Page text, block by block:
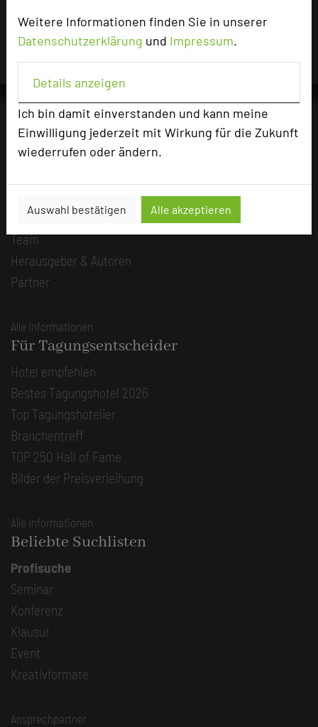
Weitere Informationen finden Sie in unserer
Datenschutzerklärung und Impressum.
Details anzeigen
Ich bin damit einverstanden und kann meine
Einwilligung jederzeit mit Wirkung für die Zukunft
wiederrufen oder ändern.
Auswahl bestätigen Alle akzeptieren
verantwortlich.
Die Idee
Kategorie
Team
Herausgeber & Autoren
Partner
Alle Informationen
Für Tagungsentscheider
Hotel empfehlen
Bestes Tagungshotel 2026
Top Tagungshotelier
Branchentreff
TOP 250 Hall of Fame
Bilder der Preisverleihung
Alle Informationen
Beliebte Suchlisten
Profisuche
Seminar
Konferenz
Klausur
Event
Kreativformate
Ansprechpartner